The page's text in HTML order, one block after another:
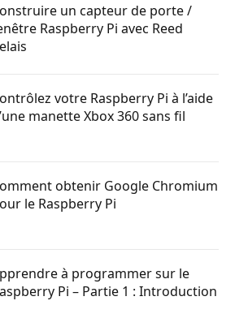
un capteur de porte /
Raspberry Pi avec Reed
votre Raspberry Pi à l’aide
manette Xbox 360 sans fil
obtenir Google Chromium
le Raspberry Pi
à programmer sur le
Pi – Partie 1 : Introduction